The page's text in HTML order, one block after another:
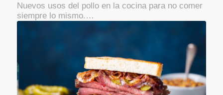
Nuevos usos del pollo en la cocina para no comer
siempre lo mismo.…